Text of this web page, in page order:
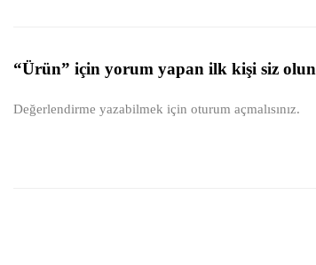
“Ürün” için yorum yapan ilk kişi siz olun
Değerlendirme yazabilmek için oturum açmalısınız.